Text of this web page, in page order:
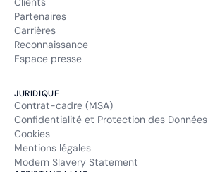
Partenaires
Carrières
Reconnaissance
Espace presse
JURIDIQUE
Contrat-cadre (MSA)
Confidentialité et Protection des Données
Cookies
Mentions légales
Modern Slavery Statement